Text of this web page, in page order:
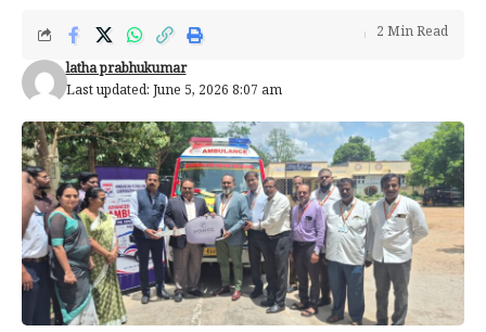
Last updated: June 5, 2026 8:07 am
latha prabhukumar
2 Min Read